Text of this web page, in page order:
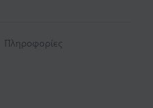
Πληροφορίες